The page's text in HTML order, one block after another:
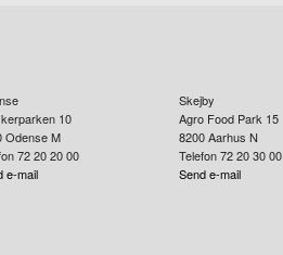
10
Odense M
72 20 20 00
e-mail
Skejby
Agro Food Park 15
8200Aarhus N
Telefon 72 20 30 00
Send e-mail